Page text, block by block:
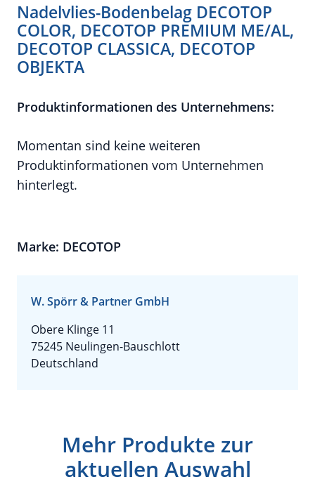
Nadelvlies-Bodenbelag DECOTOP
COLOR, DECOTOP PREMIUM ME/AL,
DECOTOP CLASSICA, DECOTOP
OBJEKTA
Produktinformationen des Unternehmens:
Momentan sind keine weiteren
Produktinformationen vom Unternehmen
hinterlegt.
Marke: DECOTOP
W. Spörr & Partner GmbH
Obere Klinge 11
75245 Neulingen-Bauschlott
Deutschland
Mehr Produkte zur
aktuellen Auswahl